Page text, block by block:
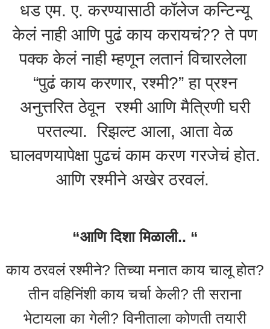
धड एम. ए. करण्यासाठी कॉलेज कन्टिन्यू
केलं नाही आणि पुढं काय करायचं?? ते पण
पक्क केलं नाही म्हणून लतानं विचारलेला
“पुढं काय करणार, रश्मी?” हा प्रश्न
अनुत्तरित ठेवून रश्मी आणि मैत्रिणी घरी
परतल्या. रिझल्ट आला, आता वेळ
घालवणयापेक्षा पुढचं काम करण गरजेचं होत.
आणि रश्मीने अखेर ठरवलं.
“आणि दिशा मिळाली.. “
काय ठरवलं रश्मीने? तिच्या मनात काय चालू होत?
तीन वहिनिंशी काय चर्चा केली? ती सराना
भेटायला का गेली? विनीताला कोणती तयारी